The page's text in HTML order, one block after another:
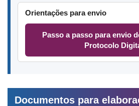
Orientações para envio
Passo a passo para envio
Protocolo
Documentos para